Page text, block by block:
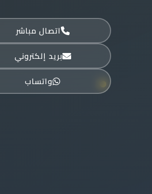
اتصال مباشر
بريد إلكتروني
واتساب